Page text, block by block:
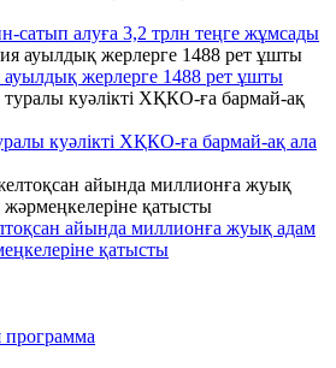
сатып алуға 3,2 трлн теңге жұмсады
жерлерге 1488 рет ұшты
куәлікті ХҚКО-ға бармай-ақ ала
айында миллионға жуық адам
қатысты
программа